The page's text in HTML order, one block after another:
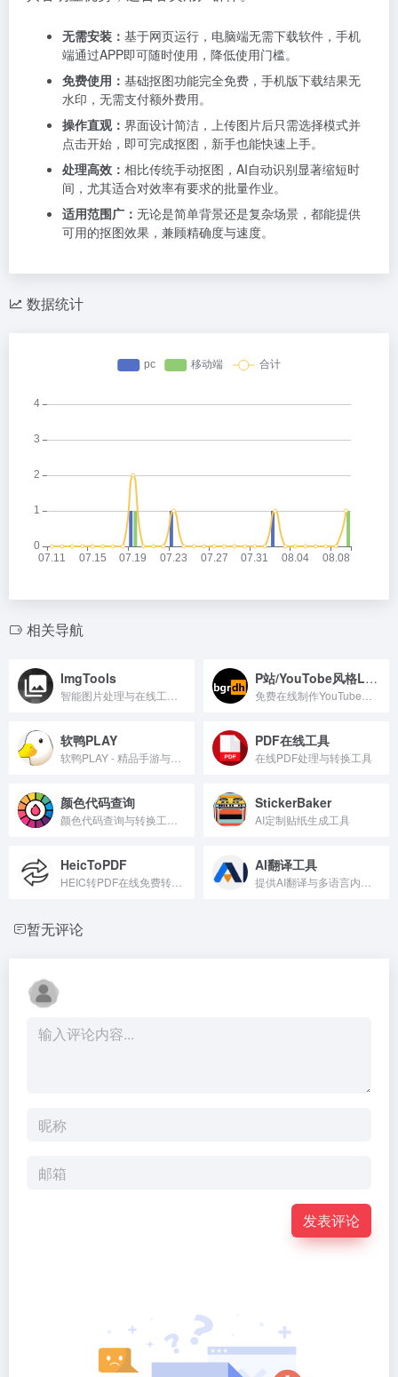
无需安装： 基于网页运行，电脑端无需下载软件，手机
端通过APP即可随时使用，降低使用门槛。
免费使用： 基础抠图功能完全免费，手机版下载结果无
水印，无需支付额外费用。
操作直观： 界面设计简洁，上传图片后只需选择模式并
点击开始，即可完成抠图，新手也能快速上手。
处理高效： 相比传统手动抠图，AI自动识别显著缩短时
间，尤其适合对效率有要求的批量作业。
适用范围广： 无论是简单背景还是复杂场景，都能提供
可用的抠图效果，兼顾精确度与速度。
数据统计
相关导航
ImgTools P站/YouTobe风格Logo生成器
软鸭PLAY PDF在线工具
在线PDF处理与转换工具
颜色代码查询 StickerBaker
AI定制贴纸生成工具
HeicToPDF AI翻译工具
暂无评论
发表评论